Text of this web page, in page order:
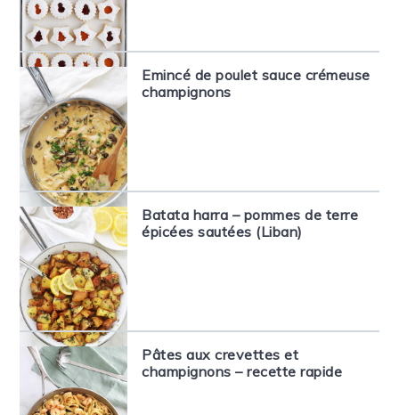
Emincé de poulet sauce crémeuse
champignons
Batata harra – pommes de terre
épicées sautées (Liban)
Pâtes aux crevettes et
champignons – recette rapide